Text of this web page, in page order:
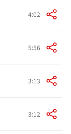
4:02
5:56
3:13
3:12